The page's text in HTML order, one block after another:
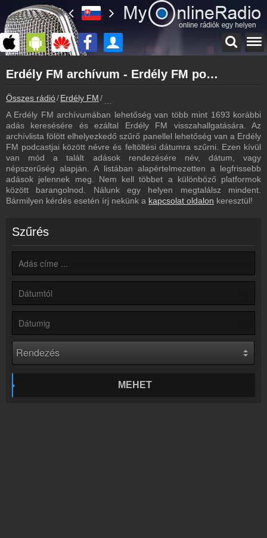
myonlineradio.hu
Erdély FM
Vissza az Erdély FM oldalára
Bejelentkezés
Hozz létre saját fiókot!
Frekvenciák
Erdély FM frekvencia
Műsorújság
Erdély FM műsorai
Írj nekünk!
Partnerek
Rádiós partnerek
Rádió beágyazás
Ágyazd be weboldaladba
Online rádió készítés
Készítés lépésről lépésre
Erdély FM archívum - Erdély FM podcasts - Erdély FM visszahallgatás
Összes rádió Erdély FM
A Erdély FM archívumában lehetőség van több mint 1693 korábbi
adás keresésére és ezáltal Erdély FM visszahallgatására. Az
archívlista fölött elhelyezkedő szűrő panellel lehetőség van a Erdély
FM podcastjai között névre és feltöltési dátumra szűrni. Ezen kívül
van mód a talált adások rendezésére név, dátum, vagy
népszerűség alapján. A listában alapértelmezetten a legfrissebb
adások jelennek meg. Nem kell többet a különböző platformok
között barangolnod. Nálunk egy helyen megtalálsz mindent.
Bármilyen kérdés esetén írj nekünk a kapcsolat oldalon keresztül!
Szűrés
MEHET